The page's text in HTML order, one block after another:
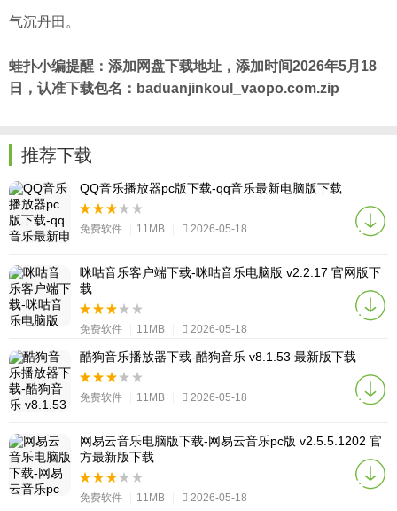
气沉丹田。
蛙扑小编提醒：添加网盘下载地址，添加时间2026年5月18
日，认准下载包名：baduanjinkoul_vaopo.com.zip
推荐下载
QQ音乐播放器pc版下载-qq音乐最新电脑版下载
免费软件 11MB 2026-05-18
咪咕音乐客户端下载-咪咕音乐电脑版 v2.2.17 官网版下
载
免费软件 11MB 2026-05-18
酷狗音乐播放器下载-酷狗音乐 v8.1.53 最新版下载
免费软件 11MB 2026-05-18
网易云音乐电脑版下载-网易云音乐pc版 v2.5.5.1202 官
方最新版下载
免费软件 11MB 2026-05-18